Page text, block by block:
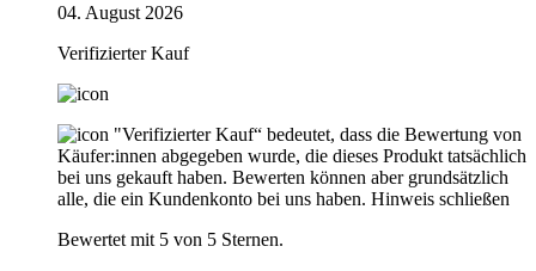
04. August 2026
Verifizierter Kauf
"Verifizierter Kauf“ bedeutet, dass die Bewertung von
Käufer:innen abgegeben wurde, die dieses Produkt tatsächlich
bei uns gekauft haben. Bewerten können aber grundsätzlich
alle, die ein Kundenkonto bei uns haben. Hinweis schließen
Bewertet mit 5 von 5 Sternen.